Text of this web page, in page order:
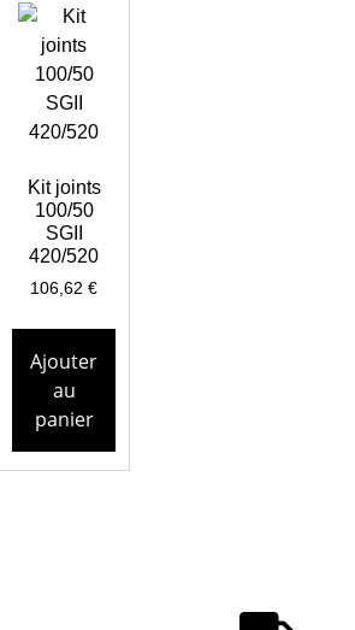
Kit joints
100/50
SGII
420/520
106,62€
Ajouter
au
panier